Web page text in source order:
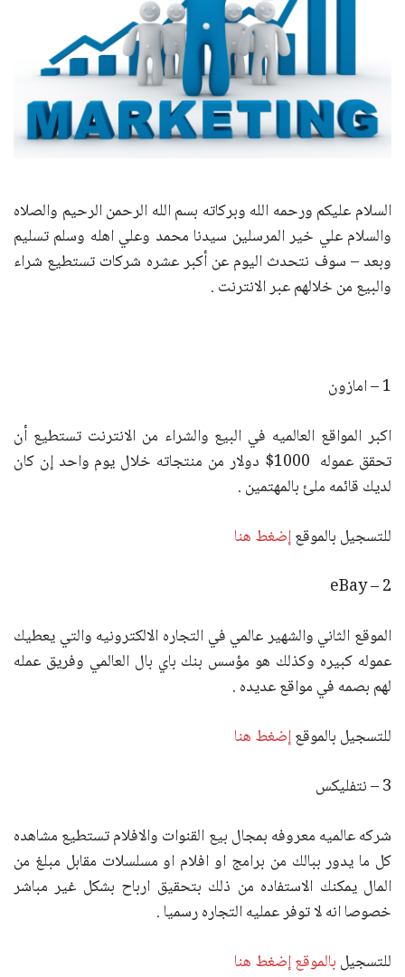
السلام عليكم ورحمه الله وبركاته بسم الله الرحمن الرحيم والصلاه
والسلام علي خير المرسلين سيدنا محمد وعلي اهله وسلم تسليم
وبعد – سوف نتحدث اليوم عن أكبر عشره شركات تستطيع شراء
والبيع من خلالهم عبر الانترنت .
1 – امازون
اكبر المواقع العالميه في البيع والشراء من الانترنت تستطيع أن
تحقق عموله 1000$ دولار من منتجاته خلال يوم واحد إن كان
لديك قائمه ملئ بالمهتمين .
للتسجيل بالموقعإضغط هنا
2 – eBay
الموقع الثاني والشهير عالمي في التجاره الالكترونيه والتي يعطيك
عموله كبيره وكذلك هو مؤسس بنك باي بال العالمي وفريق عمله
لهم بصمه في مواقع عديده .
للتسجيل بالموقعإضغط هنا
3 – نتفليكس
شركه عالميه معروفه بمجال بيع القنوات والافلام تستطيع مشاهده
كل ما يدور ببالك من برامج او افلام او مسلسلات مقابل مبلغ من
المال يمكنك الاستفاده من ذلك بتحقيق ارباح بشكل غير مباشر
خصوصا انه لا توفر عمليه التجاره رسميا .
للتسجيل بالموقع إضغط هنا